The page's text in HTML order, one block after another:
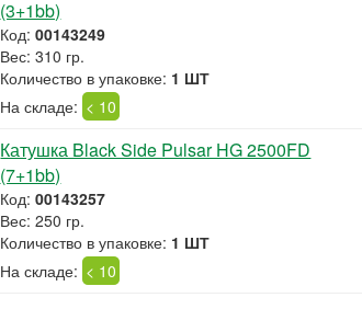
(3+1bb)
Код:00143249
Вес: 310 гр.
Количество в упаковке: 1 ШТ
На складе: < 10
Катушка Black Side Pulsar HG 2500FD
(7+1bb)
Код:00143257
Вес: 250 гр.
Количество в упаковке: 1 ШТ
На складе: < 10